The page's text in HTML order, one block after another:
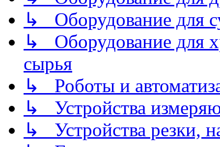
↳ Оборудование для
↳ Оборудование для
сырья
↳ Роботы и
↳ Устройства
↳ Устройства резки,